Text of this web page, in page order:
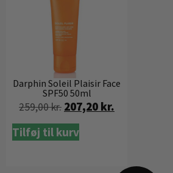
Darphin Soleil Plaisir Face
SPF50 50ml
259,00kr. 207,20 kr.
Tilføj til kurv